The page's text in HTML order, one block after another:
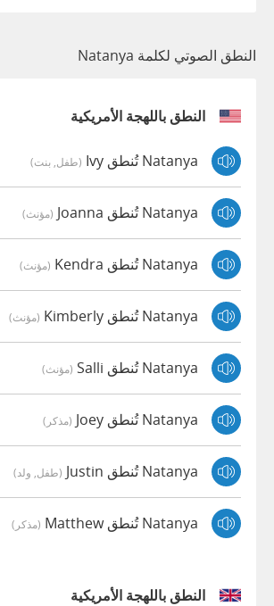
النطق الصوتي لكلمة Natanya
النطق باللهجة الأمريكية
Natanya تُنطق Ivy (طفل, بنت)
Natanya تُنطق Joanna (مؤنث)
Natanya تُنطق Kendra (مؤنث)
Natanya تُنطق Kimberly (مؤنث)
Natanya تُنطق Salli (مؤنث)
Natanya تُنطق Joey (مذكر)
Natanya تُنطق Justin (طفل, ولد)
Natanya تُنطق Matthew (مذكر)
النطق باللهجة الأمريكية